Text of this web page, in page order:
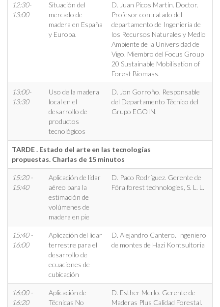
12:30-
13:00
Situación del
mercado de
madera en España
y Europa.
D. Juan Picos Martín. Doctor.
Profesor contratado del
departamento de Ingeniería de
los Recursos Naturales y Medio
Ambiente de la Universidad de
Vigo. Miembro del Focus Group
20 Sustainable Mobilisation of
Forest Biomass.
13:00-
13:30
Uso de la madera
local en el
desarrollo de
productos
tecnológicos
D. Jon Gorroño. Responsable
del Departamento Técnico del
Grupo EGOIN.
TARDE . Estado del arte en las tecnologías
propuestas. Charlas de 15 minutos
15:20 -
15:40
Aplicación de lidar
aéreo para la
estimación de
volúmenes de
madera en pie
D. Paco Rodríguez. Gerente de
Föra forest technologies, S. L. L.
15:40 -
16:00
Aplicación del lidar
terrestre para el
desarrollo de
ecuaciones de
cubicación
D. Alejandro Cantero. Ingeniero
de montes de Hazi Kontsultoria
16:00 -
16:20
Aplicación de
Técnicas No
D. Esther Merlo. Gerente de
Maderas Plus Calidad Forestal.